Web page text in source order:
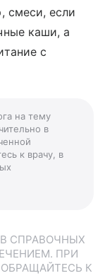
смеси, если
каши, а
с
на тему
в
к врачу, в
СПРАВОЧНЫХ
ПРИ
К